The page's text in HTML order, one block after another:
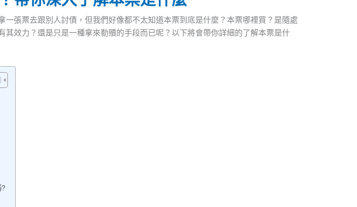
一張票去跟別人討債，但我們好像都不太知道本票到底是什麼？本票哪裡買？是隨處
其效力？還是只是一種拿來勒贖的手段而已呢？以下將會帶你詳細的了解本票是什
?